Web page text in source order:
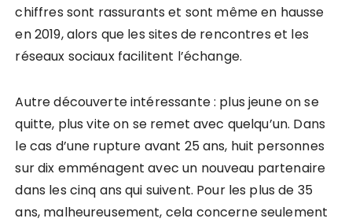
chiffres sont rassurants et sont même en hausse
en 2019, alors que les sites de rencontres et les
réseaux sociaux facilitent l’échange.
Autre découverte intéressante : plus jeune on se
quitte, plus vite on se remet avec quelqu’un. Dans
le cas d’une rupture avant 25 ans, huit personnes
sur dix emménagent avec un nouveau partenaire
dans les cinq ans qui suivent. Pour les plus de 35
ans, malheureusement, cela concerne seulement